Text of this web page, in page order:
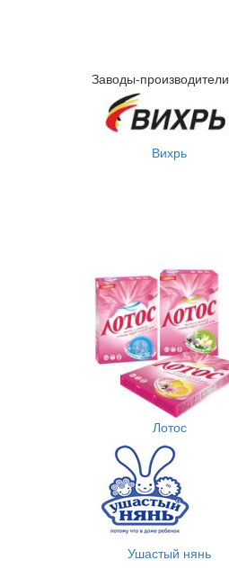
Заводы-производители
Вихрь
Лотос
Ушастый нянь